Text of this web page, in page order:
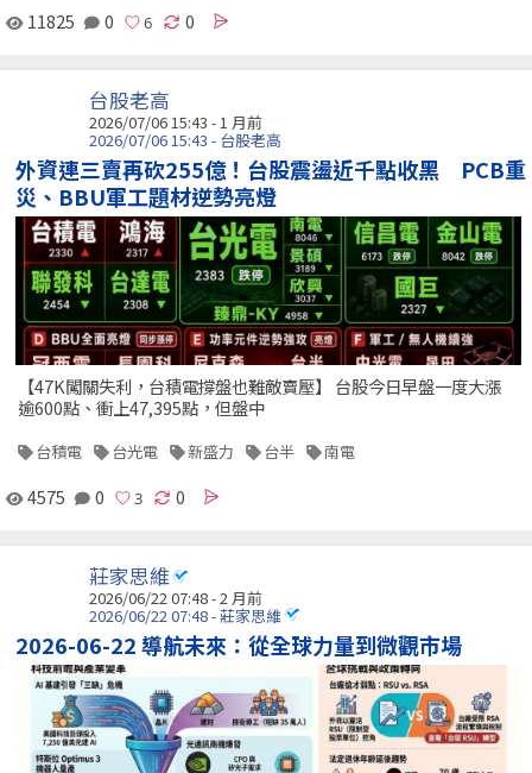
11825 0 0
台股老高
2026/07/06 15:43 - 1 月前
2026/07/06 15:43 - 台股老高
外資連三賣再砍255億！台股震盪近千點收黑 PCB重
災、BBU軍工題材逆勢亮燈
【47K闖關失利，台積電撐盤也難敵賣壓】 台股今日早盤一度大漲
逾600點、衝上47,395點，但盤中
台積電 台光電 新盛力 台半 南電
4575 0 0
莊家思維
2026/06/22 07:48 - 2 月前
2026/06/22 07:48 - 莊家思維
2026-06-22 導航未來：從全球力量到微觀市場